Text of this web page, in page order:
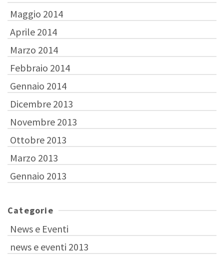
Maggio 2014
Aprile 2014
Marzo 2014
Febbraio 2014
Gennaio 2014
Dicembre 2013
Novembre 2013
Ottobre 2013
Marzo 2013
Gennaio 2013
Categorie
News e Eventi
news e eventi 2013